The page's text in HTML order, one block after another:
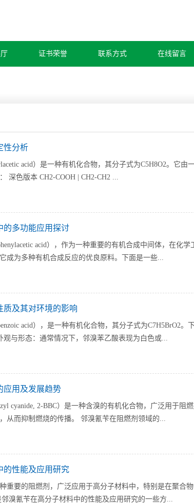
证书荣誉 联系方式 在线留言
性分析
acid）是一种有机化合物，其分子式为C5H8O2。它
深色版本 CH2-COOH | CH2-CH2 ...
的多功能应用探讨
acid），作为一种重要的有机合成中间体，在化
成为多种有机合成反应的优良原料。下面是一些...
质及其对环境的影响
acid），是一种有机化合物，其分子式为C7H5BrO2
观与形态：通常情况下，邻溴苯乙酸表现为白色或...
应用及发展趋势
cyanide, 2-BBC）是一种含溴的有机化合物，广泛用于
从而抑制燃烧的传播。 邻溴氰苄在阻燃剂领域的...
的性能及应用研究
重要的阻燃剂，广泛应用于高分子材料中，特别是在聚合
溴氰苄在高分子材料中的性能及应用研究的一些方...